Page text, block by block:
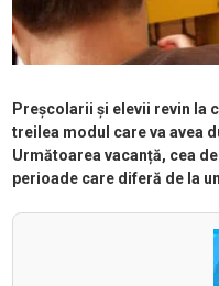
Preșcolarii și elevii revin la
treilea modul care va avea
Următoarea vacanță, cea
perioade care diferă de la